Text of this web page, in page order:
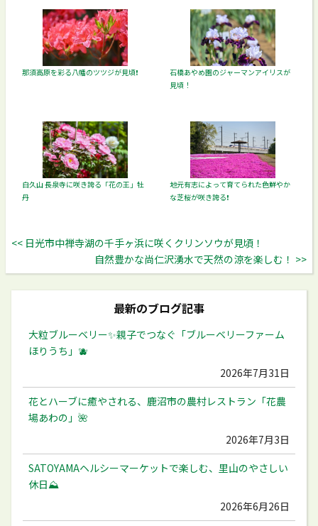
那須高原を彩る八幡のツツジが見頃❗️
石橋あやめ園のジャーマンアイリスが
見頃！
白久山 長泉寺に咲き誇る「花の王」牡
丹
地元有志によって育てられた色鮮やか
な芝桜が咲き誇る❗️
<< 日光市中禅寺湖の千手ヶ浜に咲くクリンソウが見頃！
自然豊かな尚仁沢湧水で天然の涼を楽しむ！ >>
最新のブログ記事
大粒ブルーベリー✨️親子でつなぐ「ブルーベリーファーム
ほりうち」🫐
2026年7月31日
花とハーブに癒やされる、鹿沼市の農村レストラン「花農
場あわの」🌺
2026年7月3日
SATOYAMAヘルシーマーケットで楽しむ、里山のやさしい
休日⛰️
2026年6月26日